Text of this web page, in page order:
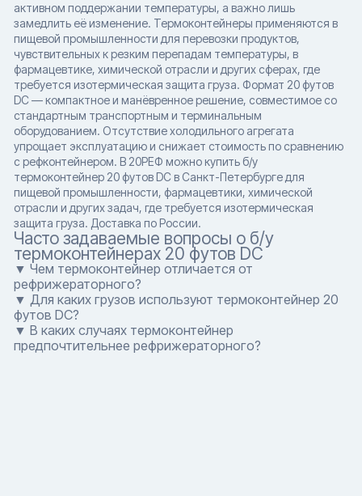
активном поддержании температуры, а важно лишь
замедлить её изменение. Термоконтейнеры применяются в
пищевой промышленности для перевозки продуктов,
чувствительных к резким перепадам температуры, в
фармацевтике, химической отрасли и других сферах, где
требуется изотермическая защита груза. Формат 20 футов
DC — компактное и манёвренное решение, совместимое со
стандартным транспортным и терминальным
оборудованием. Отсутствие холодильного агрегата
упрощает эксплуатацию и снижает стоимость по сравнению
с рефконтейнером. В 20РЕФ можно купить б/у
термоконтейнер 20 футов DC в Санкт-Петербурге для
пищевой промышленности, фармацевтики, химической
отрасли и других задач, где требуется изотермическая
защита груза. Доставка по России.
Часто задаваемые вопросы о б/у
термоконтейнерах 20 футов DC
▼ Чем термоконтейнер отличается от
рефрижераторного?
▼ Для каких грузов используют термоконтейнер 20
футов DC?
▼ В каких случаях термоконтейнер
предпочтительнее рефрижераторного?